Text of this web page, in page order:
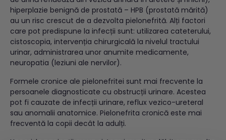
hiperplazie benignă de prostată – HPB (prostată mărită)
au un risc crescut de a dezvolta pielonefrită. Alți factori
care pot predispune la infecții sunt: utilizarea cateterului,
cistoscopia, intervenția chirurgicală la nivelul tractului
urinar, administrarea unor anumite medicamente,
neuropatia (leziuni ale nervilor).
Formele cronice ale pielonefritei sunt mai frecvente la
persoanele diagnosticate cu obstrucții urinare. Acestea
pot fi cauzate de infecții urinare, reflux vezico-ureteral
sau anomalii anatomice. Pielonefrita cronică este mai
frecventă la copii decât la adulți.